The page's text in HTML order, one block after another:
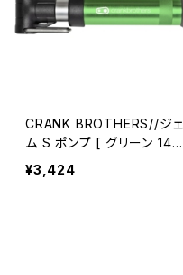
CRANK BROTHERS//ジェ
ム S ポンプ [ グリーン 146
85 ]//0308330003-01(ク
ランクブラザーズ)
¥3,424